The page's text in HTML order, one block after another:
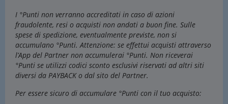
I °Punti non verranno accreditati in caso di azioni
fraudolente, resi o acquisti non andati a buon fine. Sulle
spese di spedizione, eventualmente previste, non si
accumulano °Punti. Attenzione: se effettui acquisti attraverso
l’App del Partner non accumulerai °Punti. Non riceverai
°Punti se utilizzi codici sconto esclusivi riservati ad altri siti
diversi da PAYBACK o dal sito del Partner.
Per essere sicuro di accumulare °Punti con il tuo acquisto: